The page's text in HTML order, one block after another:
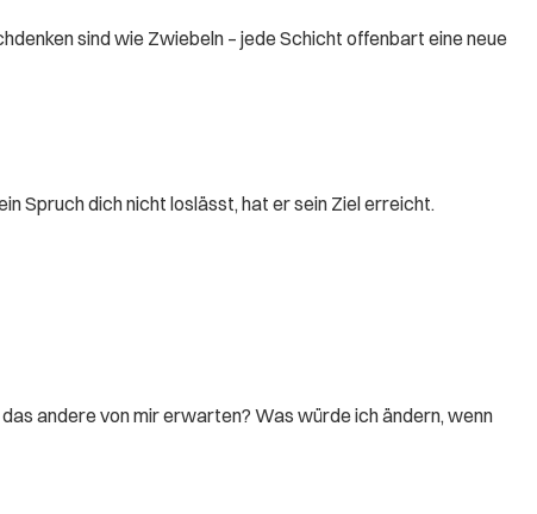
sind wie Zwiebeln – jede Schicht offenbart eine neue
Spruch dich nicht loslässt, hat er sein Ziel erreicht.
andere von mir erwarten? Was würde ich ändern, wenn